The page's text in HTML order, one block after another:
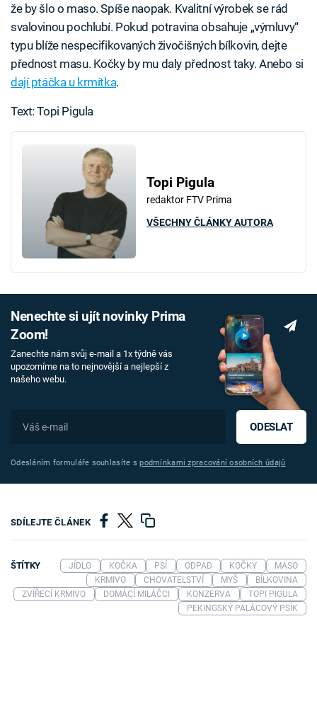
že by šlo o maso. Spíše naopak. Kvalitní výrobek se rád
svalovinou pochlubí. Pokud potravina obsahuje „výmluvy“
typu blíže nespecifikovaných živočišných bílkovin, dejte
přednost masu. Kočky by mu daly přednost taky. Anebo si
dají ptáčka u krmítka.
Text: Topi Pigula
Topi Pigula
redaktor FTV Prima
VŠECHNY ČLÁNKY AUTORA
Nenechte si ujít novinky Prima
Zoom!
Zanechte nám svůj e-mail a 1x týdně vás
upozorníme na to nejnovější a nejlepší z
našeho webu.
ODESLAT
Odesláním formuláře souhlasíte spodmínkami zpracování osobních údajů
SDÍLEJTE ČLÁNEK
ŠTÍTKY JÍDLO KOČKA PSÍ ODPAD KOČKY
MASO
KRMIVO
CHOVATELSTVÍ MYŠ
BÍLKOVINA
ZVÍŘECÍ KRMIVO
DOMÁCÍ MILÁČCI KONZERVA
TOPI PIGULA
PEKINGSKÝ PALÁCOVÝ PSÍK